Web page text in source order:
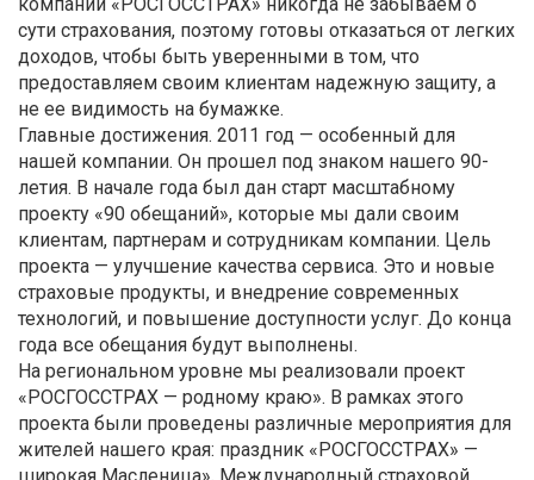
сути страхования, поэтому готовы отказаться от легких
доходов, чтобы быть уверенными в том, что
предоставляем своим клиентам надежную защиту, а
не ее видимость на бумажке.
Главные достижения. 2011 год — особенный для
нашей компании. Он прошел под знаком нашего 90-
летия. В начале года был дан старт масштабному
проекту «90 обещаний», которые мы дали своим
клиентам, партнерам и сотрудникам компании. Цель
проекта — улучшение качества сервиса. Это и новые
страховые продукты, и внедрение современных
технологий, и повышение доступности услуг. До конца
года все обещания будут выполнены.
На региональном уровне мы реализовали проект
«РОСГОССТРАХ — родному краю». В рамках этого
проекта были проведены различные мероприятия для
жителей нашего края: праздник «РОСГОССТРАХ» —
широкая Масленица», Международный страховой